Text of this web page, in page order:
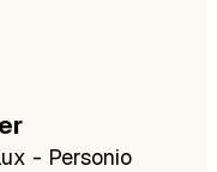
- Personio